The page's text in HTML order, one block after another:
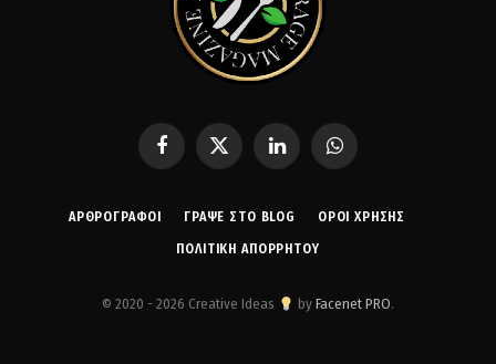
FacebookX
LinkedIn WhatsApp
ΑΡΘΡΟΓΡΑΦΟΙ ΓΡΆΨΕ ΣΤΟ BLOG ΌΡΟΙ ΧΡΉΣΗΣ
ΠΟΛΙΤΙΚΉ ΑΠΟΡΡΉΤΟΥ
© 2020 - 2026 Creative Ideas by Facenet PRO.